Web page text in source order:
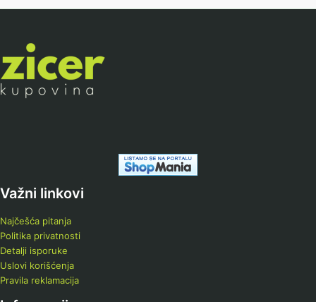
Važni linkovi
Najčešća pitanja
Politika privatnosti
Detalji isporuke
Uslovi korišćenja
Pravila reklamacija